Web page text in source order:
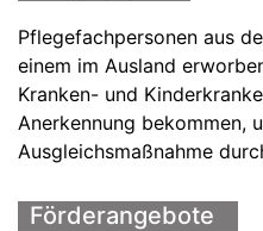
Pflegefachpersonen aus
einem im Ausland
Kranken- und
Anerkennung bekommen,
Ausgleichsmaßnahme
Förderangebote